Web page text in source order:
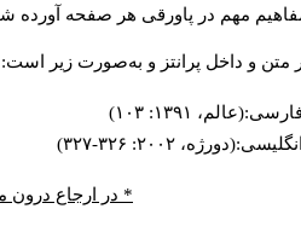
مهم در پاورقی هر صفحه آورده
متن و داخل پرانتز و به‌صورت زیر است:
۱۳۹۱: ۱۰۳)
۲۰۰۲: ۳۲۶-۳۲۷)
* در ارجاع درون